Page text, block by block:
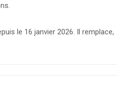
le 16 janvier 2026. Il remplace,